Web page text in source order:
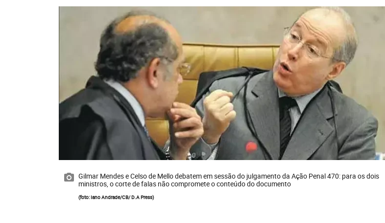
Gilmar Mendes e Celso de Mello debatem em sessão do julgamento da Ação Penal 470: para os dois
ministros, o corte de falas não compromete o conteúdo do documento
(foto: Iano Andrade/CB/ D.A Press)